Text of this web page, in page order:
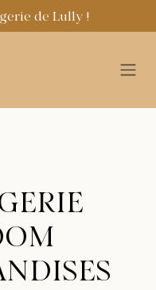
de Lully !